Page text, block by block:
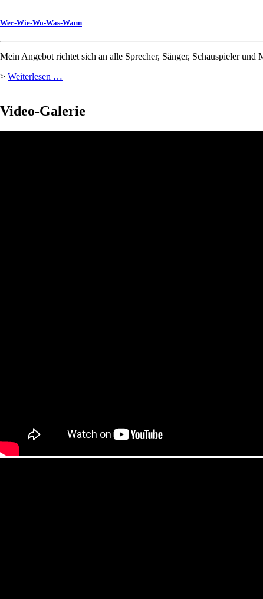
Wer-Wie-Wo-Was-Wann
Mein Angebot richtet sich an alle Sprecher, Sänger, Schauspieler
> Weiterlesen …
Was-
Wann
Video-Galerie